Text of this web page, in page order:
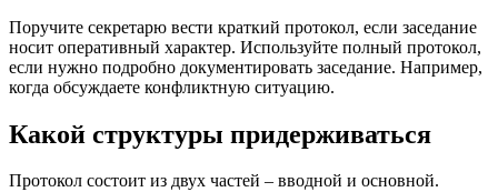
Поручите секретарю вести краткий протокол, если заседание
носит оперативный характер. Используйте полный протокол,
если нужно подробно документировать заседание. Например,
когда обсуждаете конфликтную ситуацию.
Какой структуры придерживаться
Протокол состоит из двух частей – вводной и основной.